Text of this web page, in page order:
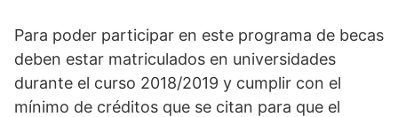
Para poder participar en este programa de becas
deben estar matriculados en universidades
durante el curso 2018/2019 y cumplir con el
mínimo de créditos que se citan para que el